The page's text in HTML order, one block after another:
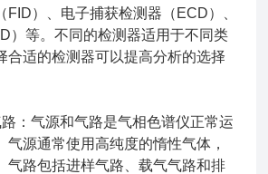
FID）、电子捕获检测器（ECD）、
）等。不同的检测器适用于不同类
合适的检测器可以提高分析的选择
气源和气路是气相色谱仪正常运
气源通常使用高纯度的惰性气体，
气路包括进样气路、载气气路和排